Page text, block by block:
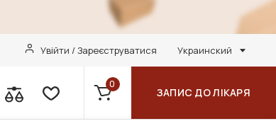
Увійти / Зареєструватися Украинский
0
ЗАПИС ДО ЛІКАРЯ